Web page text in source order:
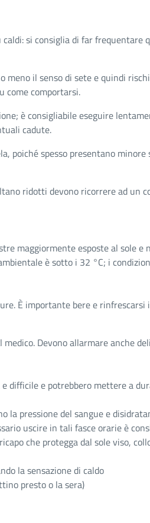
si consiglia di far frequentare
il senso di sete e quindi
come comportarsi.
è consigliabile eseguire
cadute.
poiché spesso presentano
ridotti devono ricorrere ad un
maggiormente esposte al sole e
è sotto i 32 °C; i
È importante bere e rinfrescarsi
Devono allarmare anche
difficile e potrebbero mettere a
pressione del sangue e
uscire in tali fasce orarie è
che protegga dal sole viso,
la sensazione di caldo
presto o la sera)